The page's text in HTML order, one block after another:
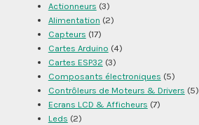
Actionneurs (3)
Alimentation (2)
Capteurs (17)
Cartes Arduino (4)
Cartes ESP32 (3)
Composants électroniques (5)
Contrôleurs de Moteurs & Drivers (5)
Ecrans LCD & Afficheurs (7)
Leds (2)